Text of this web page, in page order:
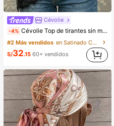
Cévolie
-4% Cévolie Top de tirantes sin mangas con cuello drapeado tipo cowl, ajuste ceñido, sexy, con fruncidos, ribete de encaje, patchwork y espalda descubierta para fiesta
#2 Más vendidos
en Satinado Camisetas sin mangas y camisetas sin m
S/32.15 60+ vendidos